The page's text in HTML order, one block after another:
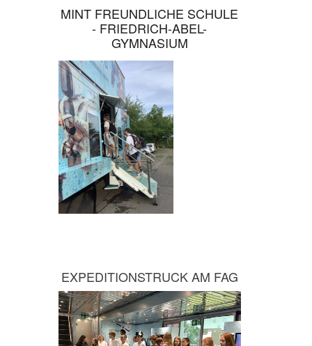
MINT FREUNDLICHE SCHULE
- FRIEDRICH-ABEL-
GYMNASIUM
EXPEDITIONSTRUCK AM FAG